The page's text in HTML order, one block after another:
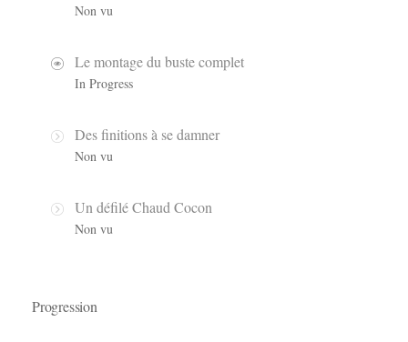
Non vu
Le montage du buste complet
In Progress
Des finitions à se damner
Non vu
Un défilé Chaud Cocon
Non vu
Progression